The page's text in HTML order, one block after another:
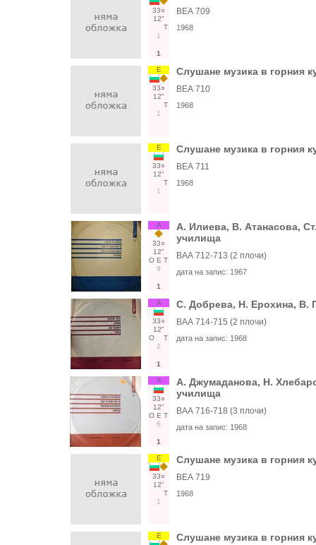
33○
12"
Т
1
1
ВЕА 709
1968
Е
33○
12"
Т
1
Слушане музика в горния
ВЕА 710
1968
Е
33○
12"
Т
1
Слушане музика в горния
ВЕА 711
1968
А
33○
12"
О Е Т
9
1
А. Илиева, В. Атанасова,
училища
ВАА 712-713 (2 плочи)
дата на запис: 1967
А
33○
12"
О
Т
2
1
С. Добрева, Н. Ерохина, В.
ВАА 714-715 (2 плочи)
дата на запис: 1968
А
33○
12"
О Е Т
6
1
А. Джумаданова, Н.
училища
ВАА 716-718 (3 плочи)
дата на запис: 1968
Е
33○
12"
Т
1
Слушане музика в горния
ВЕА 719
1968
Е Слушане музика в горния